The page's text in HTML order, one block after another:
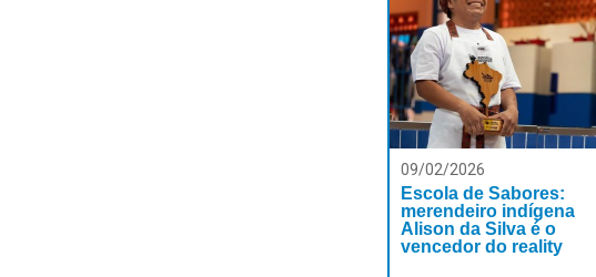
09/02/2026
Escola de Sabores:
merendeiro indígena
Alison da Silva é o
vencedor do reality